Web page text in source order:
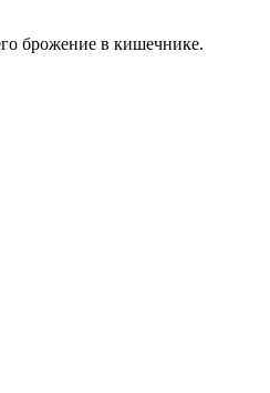
брожение в кишечнике.